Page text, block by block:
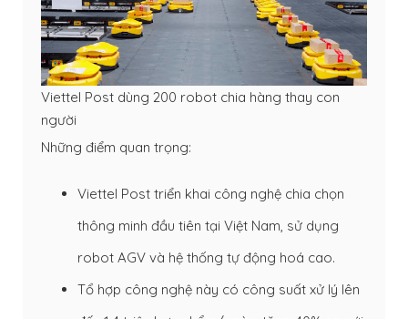
Viettel Post dùng 200 robot chia hàng thay con
người
Những điểm quan trọng:
Viettel Post triển khai công nghệ chia chọn
thông minh đầu tiên tại Việt Nam, sử dụng
robot AGV và hệ thống tự động hoá cao.
Tổ hợp công nghệ này có công suất xử lý lên